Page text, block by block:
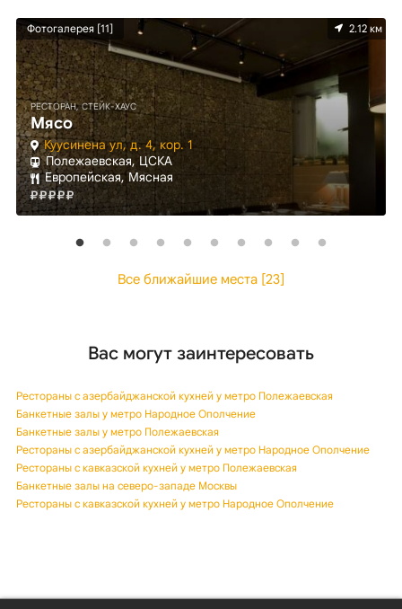
Фотогалерея [11] 2.12 км
РЕСТОРАН, СТЕЙК-ХАУС
Мясо
Куусинена ул, д. 4, кор. 1
Полежаевская, ЦСКА
Европейская, Мясная
Все ближайшие места [23]
Вас могут заинтересовать
Рестораны с азербайджанской кухней у метро Полежаевская
Банкетные залы у метро Народное Ополчение
Банкетные залы у метро Полежаевская
Рестораны с азербайджанской кухней у метро Народное Ополчение
Рестораны с кавказской кухней у метро Полежаевская
Банкетные залы на северо-западе Москвы
Рестораны с кавказской кухней у метро Народное Ополчение